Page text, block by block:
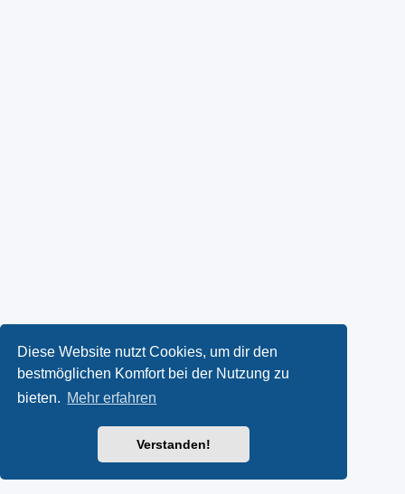
Diese Website nutzt Cookies, um dir den
bestmöglichen Komfort bei der Nutzung zu
bieten. Mehr erfahren
Verstanden!